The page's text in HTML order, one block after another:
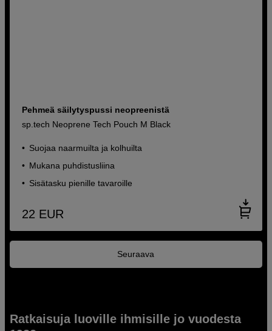
Pehmeä säilytyspussi neopreenistä
sp.tech Neoprene Tech Pouch M Black
Suojaa naarmuilta ja kolhuilta
Mukana puhdistusliina
Sisätasku pienille tavaroille
22 EUR
Seuraava
Ratkaisuja luoville ihmisille jo vuodesta